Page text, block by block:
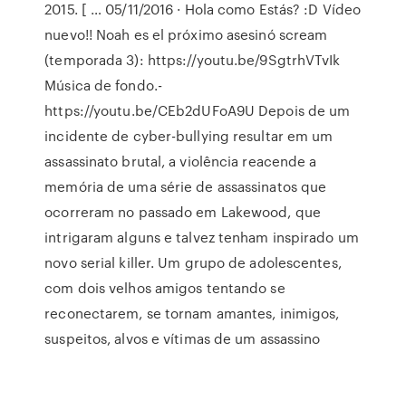
2015. [ … 05/11/2016 · Hola como Estás? :D Vídeo
nuevo!! Noah es el próximo asesinó scream
(temporada 3): https://youtu.be/9SgtrhVTvIk
Música de fondo.-
https://youtu.be/CEb2dUFoA9U Depois de um
incidente de cyber-bullying resultar em um
assassinato brutal, a violência reacende a
memória de uma série de assassinatos que
ocorreram no passado em Lakewood, que
intrigaram alguns e talvez tenham inspirado um
novo serial killer. Um grupo de adolescentes,
com dois velhos amigos tentando se
reconectarem, se tornam amantes, inimigos,
suspeitos, alvos e vítimas de um assassino